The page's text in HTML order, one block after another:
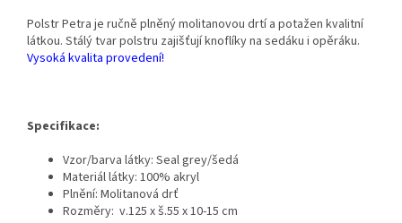
Polstr Petra je ručně plněný molitanovou drtí a potažen kvalitní
látkou. Stálý tvar polstru zajišťují knoflíky na sedáku i opěráku.
Vysoká kvalita provedení!
Specifikace:
Vzor/barva látky: Seal grey/šedá
Materiál látky: 100% akryl
Plnění: Molitanová drť
Rozměry: v.125 x š.55 x 10-15 cm